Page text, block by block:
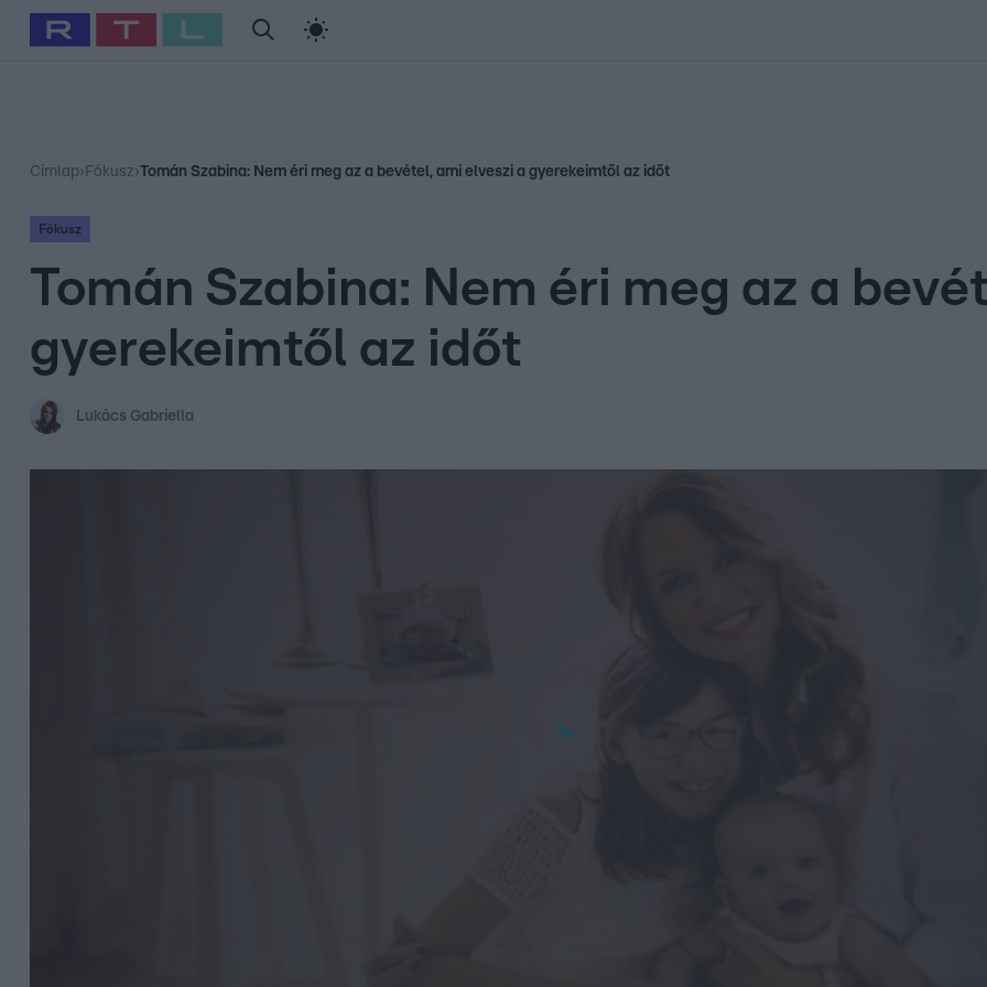
Babits Marcella Szellő István Most Wanted
Címlap› Fókusz›Tomán Szabina: Nem éri meg az a bevétel, ami elveszi a gyerekeimtől az időt
Fókusz
Tomán Szabina: Nem éri meg az a
gyerekeimtől az időt
Lukács Gabriella